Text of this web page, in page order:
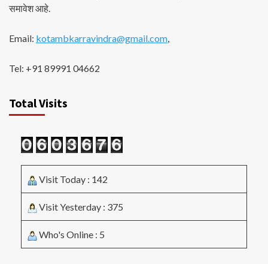
समावेश आहे.
Email: kotambkarravindra@gmail.com,
Tel: +91 89991 04662
Total Visits
Visit Today : 142
Visit Yesterday : 375
Who's Online : 5